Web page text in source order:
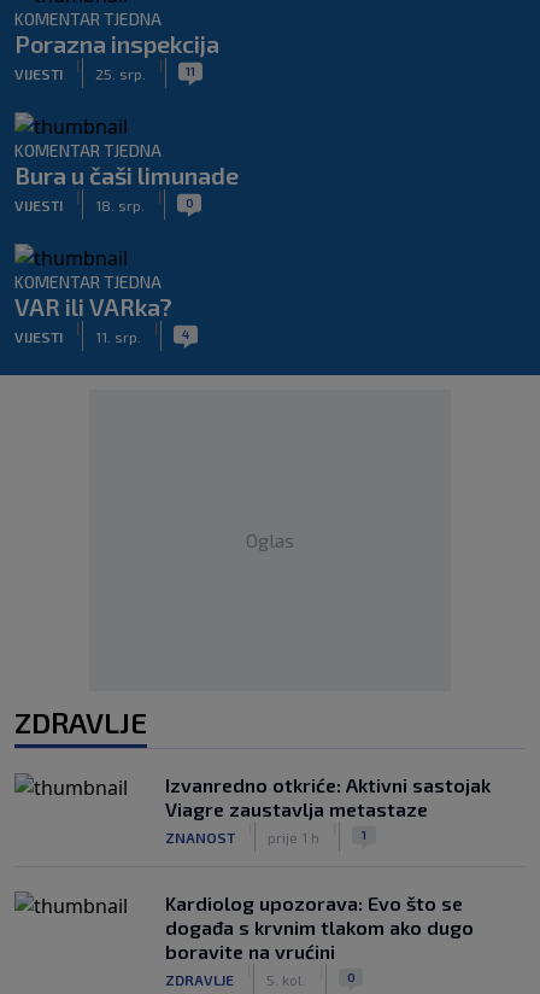
KOMENTAR TJEDNA
Porazna inspekcija
VIJESTI
|
25. srp.
| 11
KOMENTAR TJEDNA
Bura u čaši limunade
VIJESTI
|
18. srp.
| 0
KOMENTAR TJEDNA
VAR ili VARka?
VIJESTI
|
11. srp.
| 4
Oglas
ZDRAVLJE
Izvanredno otkriće: Aktivni sastojak
Viagre zaustavlja metastaze
ZNANOST prije 1 h 1
Kardiolog upozorava: Evo što se
događa s krvnim tlakom ako dugo
boravite na vrućini
ZDRAVLJE 5. kol. 0